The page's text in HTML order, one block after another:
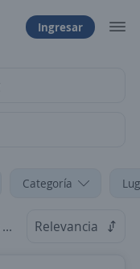
Ingresar
Categoría
Relevancia